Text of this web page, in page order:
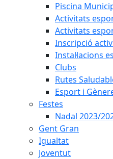
Piscina
Activitats
Activitats
Inscripció
Instal·lacions
Clubs
Rutes
Esport i
Festes
Nadal 2023/
Gent Gran
Igualtat
Joventut